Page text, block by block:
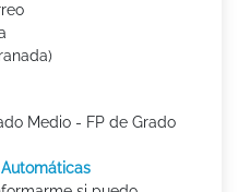
Medio - FP de Grado